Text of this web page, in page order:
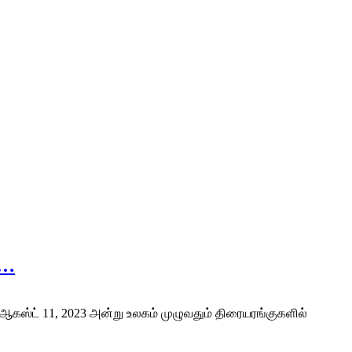
11, 2023 அன்று உலகம் முழுவதும் திரையரங்குகளில்